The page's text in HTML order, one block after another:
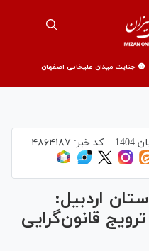
🟡 جنایت میدان علیخانی اصفهان
کد خبر: ۴۸۶۴۱۸۷
اردبیل:
قانون‌گرایی